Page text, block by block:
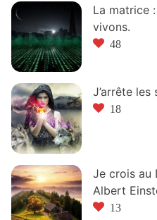
La matrice
vivons.
48
J’arrête
18
Je crois au
Albert
13